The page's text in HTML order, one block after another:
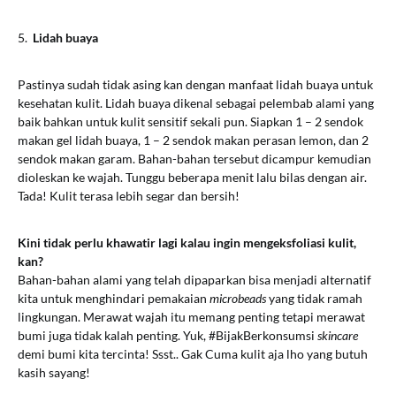
5. Lidah buaya
Pastinya sudah tidak asing kan dengan manfaat lidah buaya untuk
kesehatan kulit. Lidah buaya dikenal sebagai pelembab alami yang
baik bahkan untuk kulit sensitif sekali pun. Siapkan 1 – 2 sendok
makan gel lidah buaya, 1 – 2 sendok makan perasan lemon, dan 2
sendok makan garam. Bahan-bahan tersebut dicampur kemudian
dioleskan ke wajah. Tunggu beberapa menit lalu bilas dengan air.
Tada! Kulit terasa lebih segar dan bersih!
Kini tidak perlu khawatir lagi kalau ingin mengeksfoliasi kulit,
kan?
Bahan-bahan alami yang telah dipaparkan bisa menjadi alternatif
kita untuk menghindari pemakaian microbeadsyang tidak ramah
lingkungan. Merawat wajah itu memang penting tetapi merawat
bumi juga tidak kalah penting. Yuk, #BijakBerkonsumsi skincare
demi bumi kita tercinta! Ssst.. Gak Cuma kulit aja lho yang butuh
kasih sayang!